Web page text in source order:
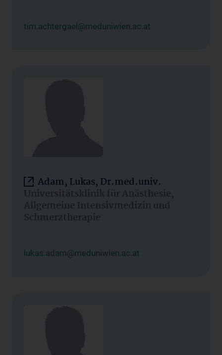
tim.achtergael@meduniwien.ac.at
Adam, Lukas, Dr.med.univ.
Universitätsklinik für Anästhesie,
Allgemeine Intensivmedizin und
Schmerztherapie
lukas.adam@meduniwien.ac.at